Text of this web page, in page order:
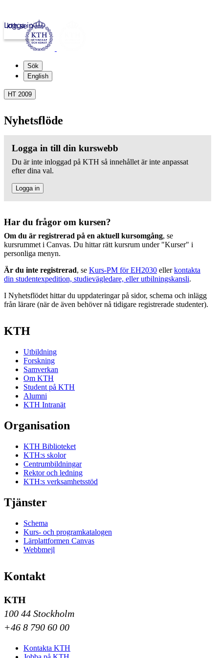
kth.se
Logga in
Sök
English
HT 2009
Nyhetsflöde
Logga in till din kurswebb
Du är inte inloggad på KTH så innehållet är inte anpassat
efter dina val.
Logga in
Har du frågor om kursen?
Om du är registrerad på en aktuell kursomgång, se
kursrummet i Canvas. Du hittar rätt kursrum under "Kurser" i
personliga menyn.
Är du inte registrerad, se Kurs-PM för EH2030 ellerkontakta
din studentexpedition, studievägledare, eller utbilningskansli.
I Nyhetsflödet hittar du uppdateringar på sidor, schema och inlägg
från lärare (när de även behöver nå tidigare registrerade studenter).
KTH
Utbildning
Forskning
Samverkan
Om KTH
Student på KTH
Alumni
KTH Intranät
Organisation
KTH Biblioteket
KTH:s skolor
Centrumbildningar
Rektor och ledning
KTH:s verksamhetsstöd
Tjänster
Schema
Kurs- och programkatalogen
Lärplattformen Canvas
Webbmejl
Kontakt
KTH
100 44 Stockholm
+46 8 790 60 00
Kontakta KTH